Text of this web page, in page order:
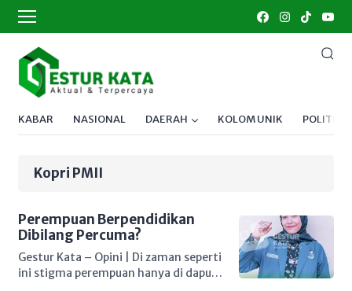
KABAR NASIONAL DAERAH KOLOM UNIK POLITIK
Kopri PMII
Perempuan Berpendidikan
Dibilang Percuma?
Gestur Kata – Opini | Di zaman seperti
ini stigma perempuan hanya di dapur,